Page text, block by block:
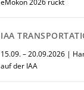
eMokon 2026 rückt
IAA
15.09. – 20.09.2026 |
auf der IAA